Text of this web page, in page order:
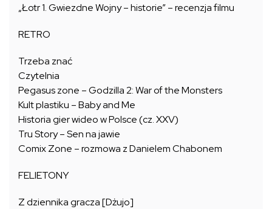
„Łotr 1. Gwiezdne Wojny – historie” – recenzja filmu
RETRO
Trzeba znać
Czytelnia
Pegasus zone – Godzilla 2: War of the Monsters
Kult plastiku – Baby and Me
Historia gier wideo w Polsce (cz. XXV)
Tru Story – Sen na jawie
Comix Zone – rozmowa z Danielem Chabonem
FELIETONY
Z dziennika gracza [Dżujo]